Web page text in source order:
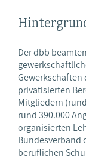
Der dbb
privatisierten
Mitgliedern
rund 390.000
organisierten
Bundesverband
beruflichen